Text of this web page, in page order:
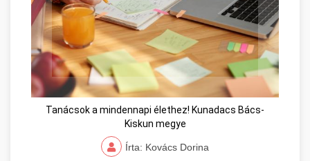
Tanácsok a mindennapi élethez! Kunadacs Bács-
Kiskun megye
Írta: Kovács Dorina